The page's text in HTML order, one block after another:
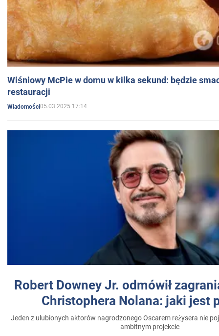
Wiśniowy McPie w domu w kilka sekund: będzie
restauracji
Wiadomości05.03.2025 17:14
Robert Downey Jr. odmówił
Christophera Nolana: jaki jest
Jeden z ulubionych aktorów nagrodzonego Oscarem reżysera nie
ambitnym projekcie